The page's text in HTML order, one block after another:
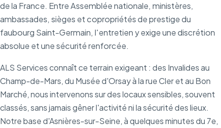
de la France. Entre Assemblée nationale, ministères,
ambassades, sièges et copropriétés de prestige du
faubourg Saint-Germain, l'entretien y exige une discrétion
absolue et une sécurité renforcée.
ALS Services connaît ce terrain exigeant : des Invalides au
Champ-de-Mars, du Musée d'Orsay à la rue Cler et au Bon
Marché, nous intervenons sur des locaux sensibles, souvent
classés, sans jamais gêner l'activité ni la sécurité des lieux.
Notre base d'Asnières-sur-Seine, à quelques minutes du 7e,